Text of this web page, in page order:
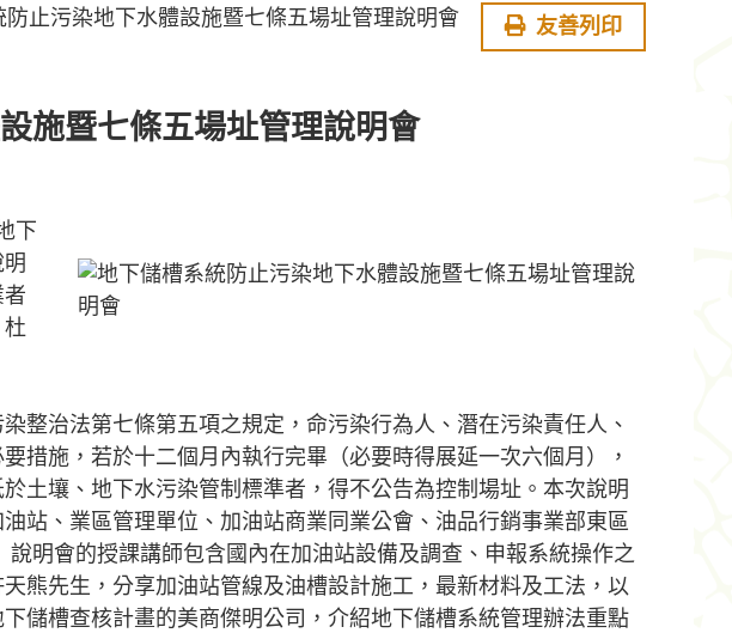
防止污染地下水體設施暨七條五場址管理說明會 友善列印
施暨七條五場址管理說明會
下
整治法第七條第五項之規定，命污染行為人、潛在污染責任人、
措施，若於十二個月內執行完畢（必要時得展延一次六個月），
土壤、地下水污染管制標準者，得不公告為控制場址。本次說明
站、業區管理單位、加油站商業同業公會、油品行銷事業部東區
明會的授課講師包含國內在加油站設備及調查、申報系統操作之
熊先生，分享加油站管線及油槽設計施工，最新材料及工法，以
儲槽查核計畫的美商傑明公司，介紹地下儲槽系統管理辦法重點